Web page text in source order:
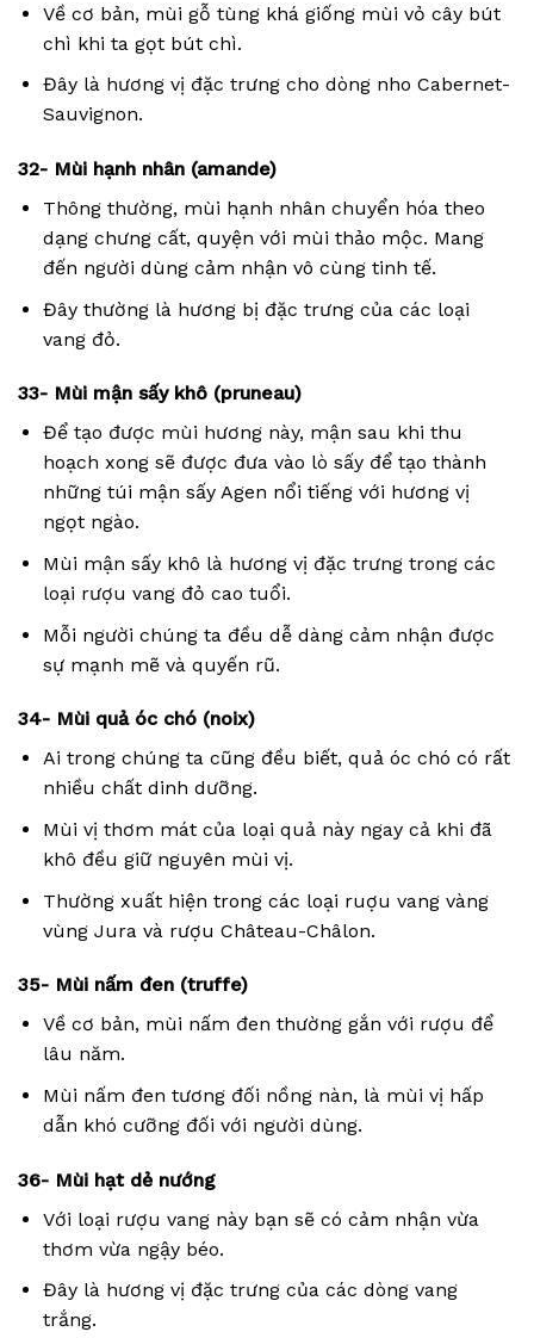
Về cơ bản, mùi gỗ tùng khá giống mùi vỏ cây bút
chì khi ta gọt bút chì.
Đây là hương vị đặc trưng cho dòng nho Cabernet-
Sauvignon.
32- Mùi hạnh nhân (amande)
Thông thường, mùi hạnh nhân chuyển hóa theo
dạng chưng cất, quyện với mùi thảo mộc. Mang
đến người dùng cảm nhận vô cùng tinh tế.
Đây thường là hương bị đặc trưng của các loại
vang đỏ.
33- Mùi mận sấy khô (pruneau)
Để tạo được mùi hương này, mận sau khi thu
hoạch xong sẽ được đưa vào lò sấy để tạo thành
những túi mận sấy Agen nổi tiếng với hương vị
ngọt ngào.
Mùi mận sấy khô là hương vị đặc trưng trong các
loại rượu vang đỏ cao tuổi.
Mỗi người chúng ta đều dễ dàng cảm nhận được
sự mạnh mẽ và quyến rũ.
34- Mùi quả óc chó (noix)
Ai trong chúng ta cũng đều biết, quả óc chó có rất
nhiều chất dinh dưỡng.
Mùi vị thơm mát của loại quả này ngay cả khi đã
khô đều giữ nguyên mùi vị.
Thường xuất hiện trong các loại ruợu vang vàng
vùng Jura và rượu Château-Châlon.
35- Mùi nấm đen (truffe)
Về cơ bản, mùi nấm đen thường gắn với rượu để
lâu năm.
Mùi nấm đen tương đối nồng nàn, là mùi vị hấp
dẫn khó cưỡng đối với người dùng.
36- Mùi hạt dẻ nướng
Với loại rượu vang này bạn sẽ có cảm nhận vừa
thơm vừa ngậy béo.
Đây là hương vị đặc trưng của các dòng vang
trắng.